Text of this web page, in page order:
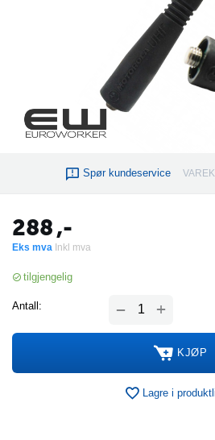
Spør kundeservice
288,-
Eks mva Inkl mva
tilgjengelig
Antall: +
−
KJØP
Lagre i